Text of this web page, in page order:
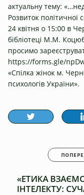
актуальну тему:
Розвиток політичної
24 квітня о 15:00 в
бібліотеці М.М.
просимо
https://forms.gle/
«Спілка жінок м.
психологів України».
«ЕТИКА
ІНТЕЛЕКТУ: